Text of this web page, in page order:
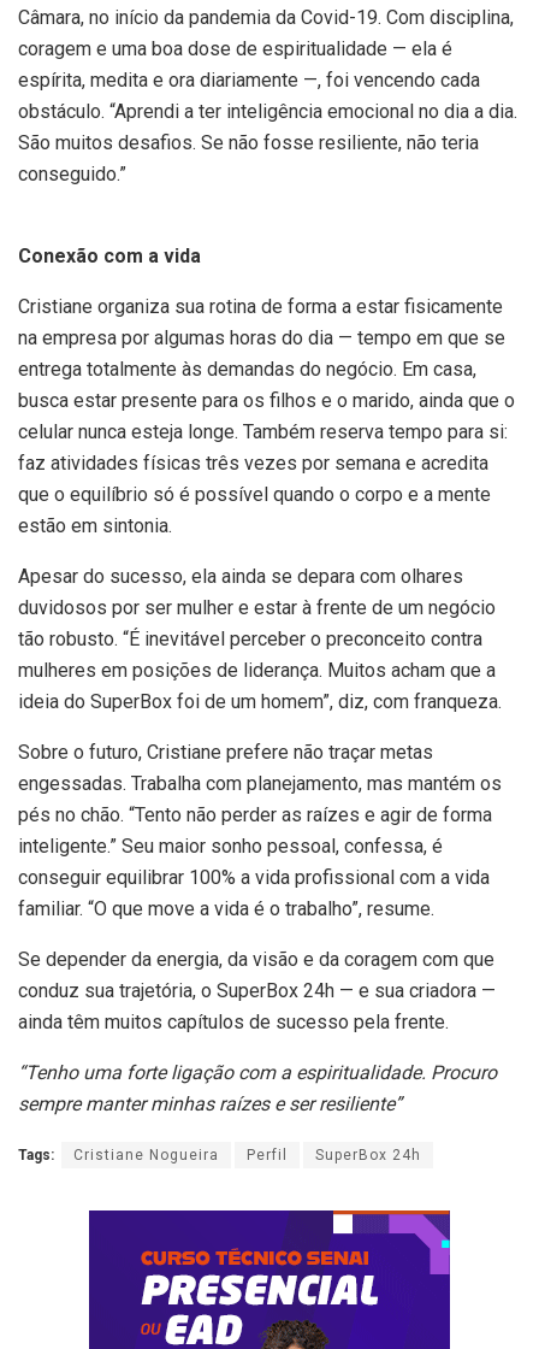
Câmara, no início da pandemia da Covid-19. Com disciplina,
coragem e uma boa dose de espiritualidade — ela é
espírita, medita e ora diariamente —, foi vencendo cada
obstáculo. “Aprendi a ter inteligência emocional no dia a dia.
São muitos desafios. Se não fosse resiliente, não teria
conseguido.”
Conexão com a vida
Cristiane organiza sua rotina de forma a estar fisicamente
na empresa por algumas horas do dia — tempo em que se
entrega totalmente às demandas do negócio. Em casa,
busca estar presente para os filhos e o marido, ainda que o
celular nunca esteja longe. Também reserva tempo para si:
faz atividades físicas três vezes por semana e acredita
que o equilíbrio só é possível quando o corpo e a mente
estão em sintonia.
Apesar do sucesso, ela ainda se depara com olhares
duvidosos por ser mulher e estar à frente de um negócio
tão robusto. “É inevitável perceber o preconceito contra
mulheres em posições de liderança. Muitos acham que a
ideia do SuperBox foi de um homem”, diz, com franqueza.
Sobre o futuro, Cristiane prefere não traçar metas
engessadas. Trabalha com planejamento, mas mantém os
pés no chão. “Tento não perder as raízes e agir de forma
inteligente.” Seu maior sonho pessoal, confessa, é
conseguir equilibrar 100% a vida profissional com a vida
familiar. “O que move a vida é o trabalho”, resume.
Se depender da energia, da visão e da coragem com que
conduz sua trajetória, o SuperBox 24h — e sua criadora —
ainda têm muitos capítulos de sucesso pela frente.
“Tenho uma forte ligação com a espiritualidade. Procuro
sempre manter minhas raízes e ser resiliente”
Tags: Cristiane Nogueira Perfil SuperBox 24h